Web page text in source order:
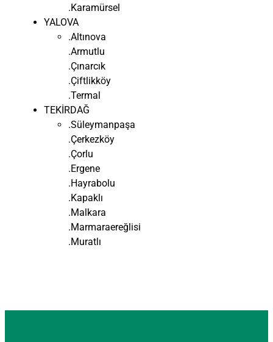
.Karamürsel
YALOVA
.Altınova
.Armutlu
.Çınarcık
.Çiftlikköy
.Termal
TEKİRDAĞ
.Süleymanpaşa
.Çerkezköy
.Çorlu
.Ergene
.Hayrabolu
.Kapaklı
.Malkara
.Marmaraereğlisi
.Muratlı